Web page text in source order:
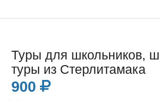
Туры для школьников,
туры из Стерлитамака
900